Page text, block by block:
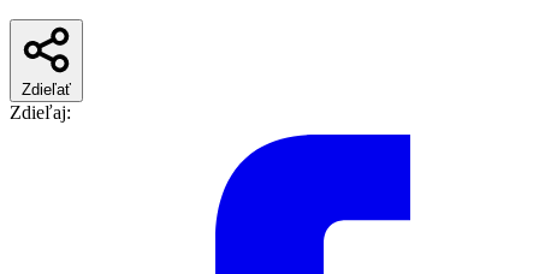
Zdieľať
Zdieľaj: